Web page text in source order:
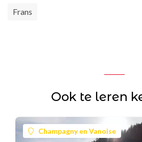
Frans
Ook te leren
Champagny en Vanoise